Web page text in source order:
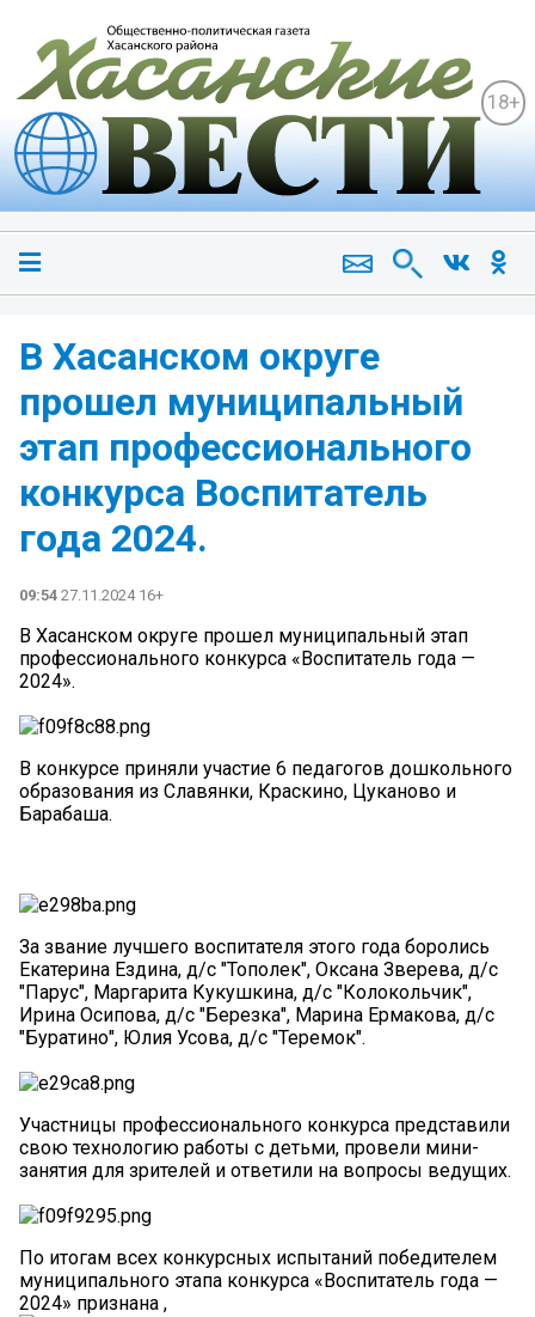
18+
В Хасанском округе
прошел муниципальный
этап профессионального
конкурса Воспитатель
года 2024.
09:54 27.11.2024 16+
В Хасанском округе прошел муниципальный этап
профессионального конкурса «Воспитатель года —
2024».
В конкурсе приняли участие 6 педагогов дошкольного
образования из Славянки, Краскино, Цуканово и
Барабаша.
За звание лучшего воспитателя этого года боролись
Екатерина Ездина, д/с "Тополек", Оксана Зверева, д/с
"Парус", Маргарита Кукушкина, д/с "Колокольчик",
Ирина Осипова, д/с "Березка", Марина Ермакова, д/с
"Буратино", Юлия Усова, д/с "Теремок".
Участницы профессионального конкурса представили
свою технологию работы с детьми, провели мини-
занятия для зрителей и ответили на вопросы ведущих.
По итогам всех конкурсных испытаний победителем
муниципального этапа конкурса «Воспитатель года —
2024» признана ,